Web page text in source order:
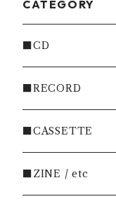
CATEGORY
■CD
・INDIE
・EMO/PUNK/
・SHOEGAZE/
ROCK
■RECORD
■CASSETTE
■ZINE / etc